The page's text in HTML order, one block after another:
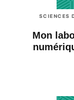
SCIENCES
Mon